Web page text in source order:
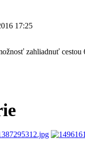
17:25
zahliadnuť